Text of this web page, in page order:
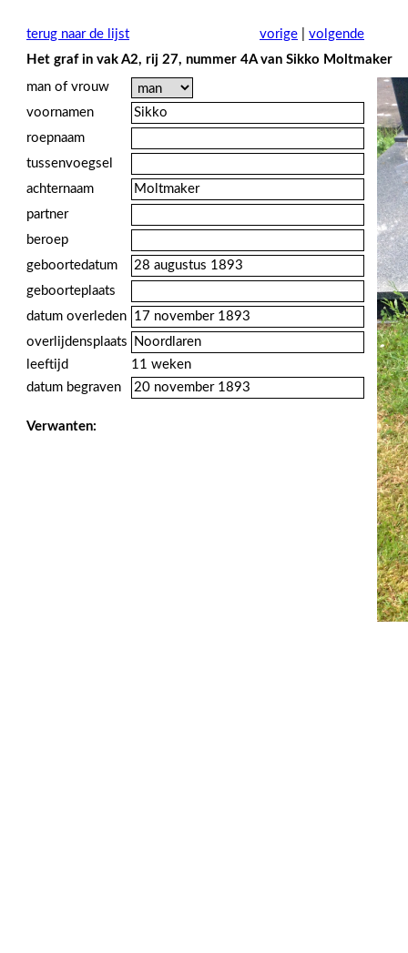
terug naar de lijst vorige
volgende
Het graf in vak A2, rij 27, nummer 4A van Sikko Moltmaker
man of vrouw
voornamen
roepnaam
tussenvoegsel
achternaam
partner
beroep
geboortedatum
geboorteplaats
datum overleden
overlijdensplaats
leeftijd
11 weken
datum begraven
Verwanten: